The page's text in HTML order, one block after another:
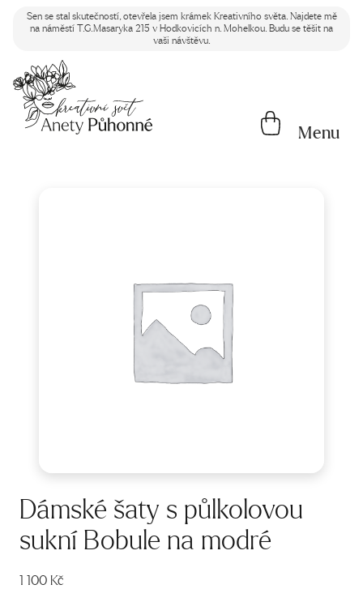
Sen se stal skutečností, otevřela jsem krámek Kreativního světa. Najdete mě
na náměstí T.G.Masaryka 215 v Hodkovicích n. Mohelkou. Budu se těšit na
vaši návštěvu.
Menu
Dámské šaty s půlkolovou
sukní Bobule na modré
1 100 Kč